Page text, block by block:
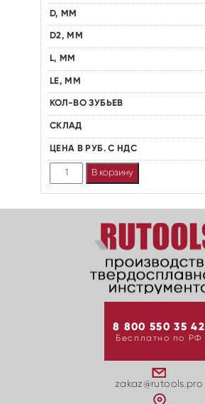
КоличествоВ корзину
8 800 550 35 42
Бесплатно по РФ
zakaz@rutools.pro